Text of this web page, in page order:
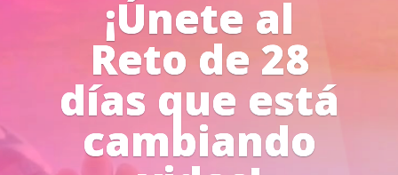
Líderes del
Progreso en